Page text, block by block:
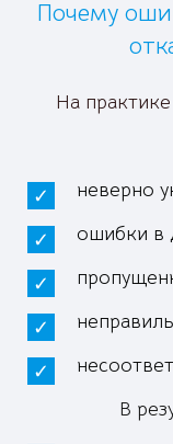
Почему
На
неверно
ошибки в
В